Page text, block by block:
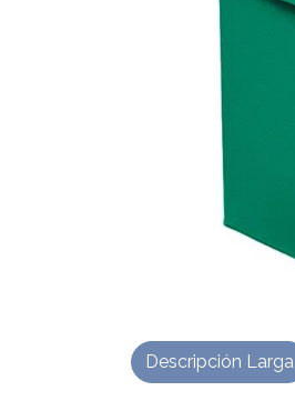
Descripción Larga